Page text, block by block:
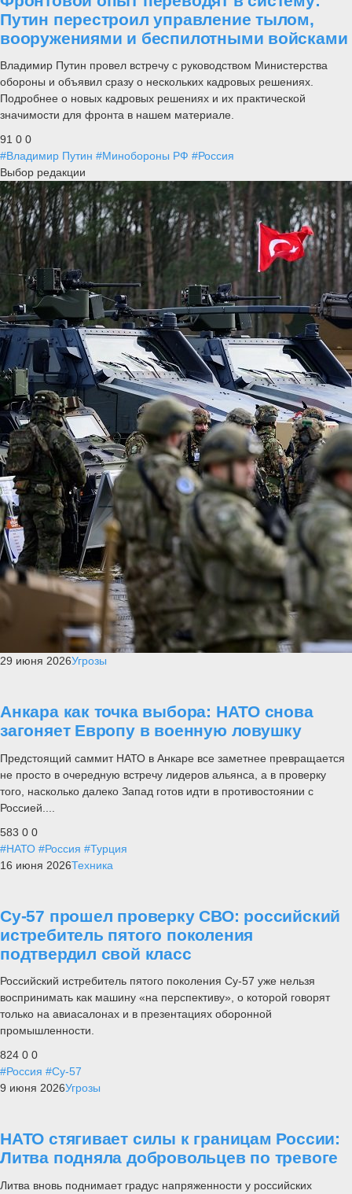
Путин перестроил управление тылом,
вооружениями и беспилотными войсками
Владимир Путин провел встречу с руководством Министерства
обороны и объявил сразу о нескольких кадровых решениях.
Подробнее о новых кадровых решениях и их практической
значимости для фронта в нашем материале.
91 0 0
#Владимир Путин #Минобороны РФ #Россия
Выбор редакции
29 июня 2026Угрозы
Анкара как точка выбора: НАТО снова
загоняет Европу в военную ловушку
Предстоящий саммит НАТО в Анкаре все заметнее превращается
не просто в очередную встречу лидеров альянса, а в проверку
того, насколько далеко Запад готов идти в противостоянии с
Россией....
583 0 0
#НАТО #Россия #Турция
16 июня 2026Техника
Су-57 прошел проверку СВО: российский
истребитель пятого поколения
подтвердил свой класс
Российский истребитель пятого поколения Су-57 уже нельзя
воспринимать как машину «на перспективу», о которой говорят
только на авиасалонах и в презентациях оборонной
промышленности.
824 0 0
#Россия #Су-57
9 июня 2026Угрозы
НАТО стягивает силы к границам России:
Литва подняла добровольцев по тревоге
Литва вновь поднимает градус напряженности у российских